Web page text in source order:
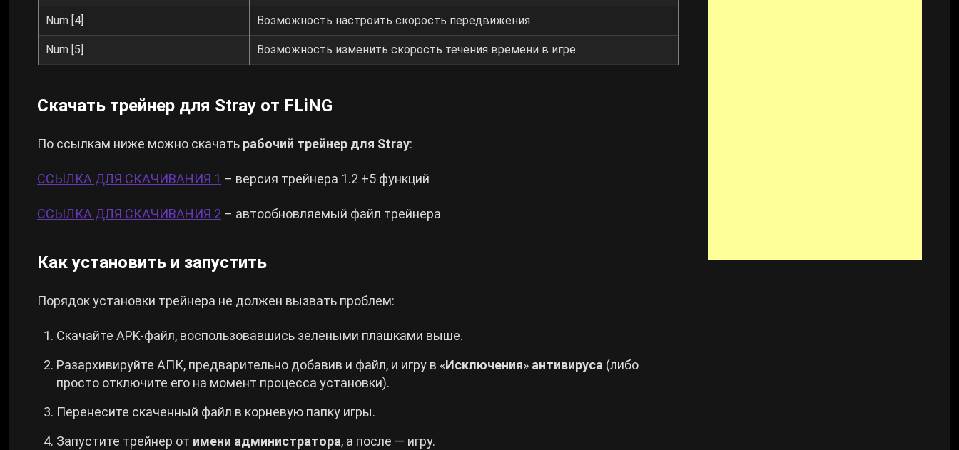
Num [4] Возможность настроить скорость передвижения
Num [5] Возможность изменить скорость течения времени в игре
Скачать трейнер для Stray от FLiNG
По ссылкам ниже можно скачать рабочий трейнер для Stray:
ССЫЛКА ДЛЯ СКАЧИВАНИЯ 1 – версия трейнера 1.2 +5 функций
ССЫЛКА ДЛЯ СКАЧИВАНИЯ 2 – автообновляемый файл трейнера
Как установить и запустить
Порядок установки трейнера не должен вызвать проблем:
Скачайте APK-файл, воспользовавшись зелеными плашками выше.
Разархивируйте АПК, предварительно добавив и файл, и игру в «Исключения» антивируса (либо
просто отключите его на момент процесса установки).
Перенесите скаченный файл в корневую папку игры.
Запустите трейнер от имени администратора, а после — игру.